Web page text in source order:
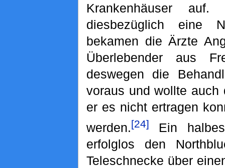
Krankenhäuser
diesbezüglich eine
bekamen die Ärzte
Überlebender aus
deswegen die
voraus und wollte auch
er es nicht ertragen
werden.[24]
Ein
erfolglos den
Teleschnecke über